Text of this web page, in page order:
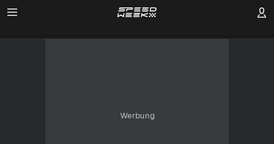
Werbung